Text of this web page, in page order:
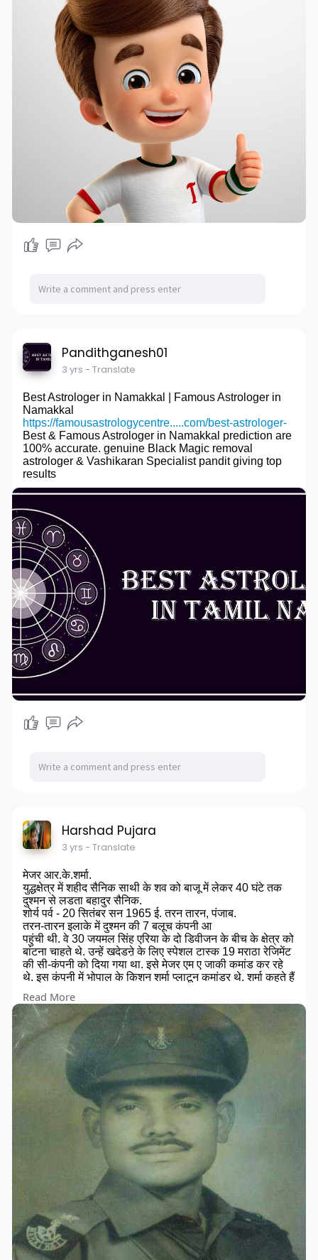
Pandithganesh01
3 yrs - Translate
Best Astrologer in Namakkal | Famous Astrologer in
Namakkal
https://famousastrologycentre.....com/best-astrologer-
Best & Famous Astrologer in Namakkal prediction are
100% accurate. genuine Black Magic removal
astrologer & Vashikaran Specialist pandit giving top
results
Harshad Pujara
3 yrs - Translate
मेजर आर.के.शर्मा.
युद्धक्षेत्र में शहीद सैनिक साथी के शव को बाजू में लेकर 40 घंटे तक
दुश्मन से लडता बहादुर सैनिक.
शोर्य पर्व - 20 सितंबर सन 1965 ई. तरन तारन, पंजाब.
तरन-तारन इलाके में दुश्मन की 7 बलूच कंपनी आ
पहुंची थी. वे 30 जयमल सिंह एरिया के दो डिवीजन के बीच के क्षेत्र को
बांटना चाहते थे. उन्हें खदेडऩे के लिए स्पेशल टास्क 19 मराठा रेजिमेंट
की सी-कंपनी को दिया गया था. इसे मेजर एम ए जाकी कमांड कर रहे
थे. इस कंपनी में भोपाल के किशन शर्मा प्लाटून कमांडर थे. शर्मा कहते हैं
कि दो दिन पहले ही गांव के लोगों से पता चला था कि पाकिस्तानी रेंजर्स
भारतीय इलाके में आ पहुंचे हैं. खुफिया सूचना थी कि इस इलाके से जो
घुसपैठ हुई है उसका लक्ष्य अमृतसर पहुंचने का है. 20 सितंबर सन
1965 ई. सुबह के 6.30 बजे थे, रात में ठीक से नींद नहीं होने और
अलसाए दुश्मन पर हमला बोलने के लिए यह समय सटीक था. गन्ने के
खेतों से छुपते हुए हम करीब एक घंटे ही आगे चले थे कि दुश्मन ने
फायरिंग शुरू कर दी. हमारे टैंक कीचड़ में फंस गए. उन्हें निकालने में
यूनिट के एक मेजर और अफसर शहीद हो गए. जंग की खबरें धक्का
पहुंचाने वाली थी. ऐसे में हमें आदेश मिला था दुश्मन से भिड़ जाने का.
दुश्मन गड्ढों में छिपकर फायर कर रहे थे. मेजर जाकी की दायीं बांह में
गोली लगी फिर भी हम लड़ते रहे. पाकिस्तानी फौज को ग्रेनेड, बैनट,
जवानों के शव, नक्शे और बारूद से भरे ट्रक छोड़कर भागना पड़ा.
हमारी टास्क फोर्स को कमांड किया मिलिट्री क्रॉस, वीर चक्र से
सम्मानित ब्रिगेडियर प्यारा सिंह ने, बटालियन कमांडर थे लेफ्टिनेंट
एसजी परब. 22 सितंबर की सुबह उन्होंने फिर जोरदार हमला किया.
मुकाबला करने के लिए हमारे पास आरसीएल गन, सेंचुरियन टैंक थे. देर
रात तक फायरिंग हुई लेकिन हमने दुश्मन को अपने इलाकों में दोबारा
घुसने का कोई मौका नहीं दिया. रात 3.30 बजे सीज फायर की घोषणा
हुई. तीन दिन में तीन अफसरों समेत 14 फौजी शहीद हुए. कई जख्मी
हुए, मेजर जाकी को वीर चक्र प्रदान किया गया. मैं कभी भूल नहीं
सकता जब 40 घंटे तक मेरे बाजू में एक शहीद साथी का शव था.
Read More